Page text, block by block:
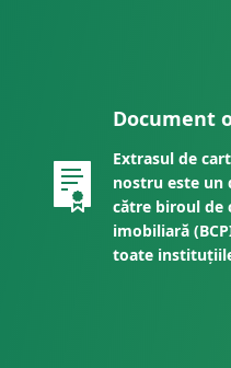
Document
Extrasul de
nostru este un
către biroul de
imobiliară
toate